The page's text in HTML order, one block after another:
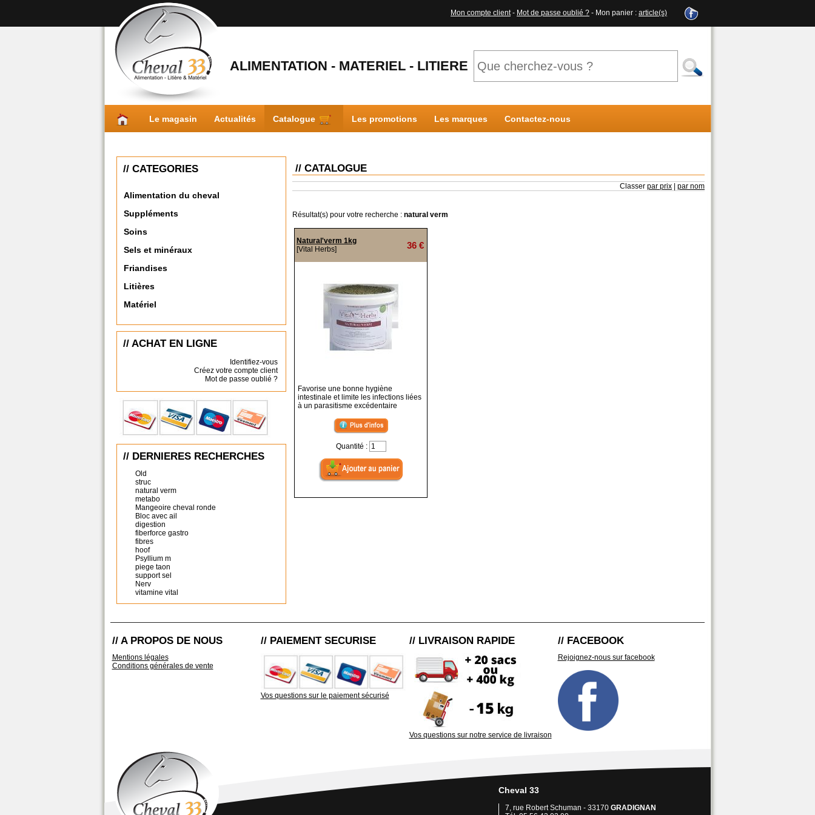
Mon compte client- Mot de passe oublié ? - Mon panier : article(s)
ALIMENTATION - MATERIEL - LITIERE
Le magasin Actualités Catalogue Les promotions Les marques Contactez-nous
// CATEGORIES
Alimentation du cheval
Suppléments
Soins
Sels et minéraux
Friandises
Litières
Matériel
// ACHAT EN LIGNE
Identifiez-vous
Créez votre compte client
Mot de passe oublié ?
// DERNIERES RECHERCHES
Old
struc
natural verm
metabo
Mangeoire cheval ronde
Bloc avec ail
digestion
fiberforce gastro
fibres
hoof
Psyllium m
piege taon
support sel
Nerv
vitamine vital
// CATALOGUE
Classer par prix par nom
Résultat(s) pour votre recherche : natural verm
Natural'verm 1kg
[Vital Herbs]
36 €
Favorise une bonne hygiène
intestinale et limite les infections liées
à un parasitisme excédentaire
Quantité :
// A PROPOS DE NOUS
Mentions légales
Conditions générales de vente
// PAIEMENT SECURISE
Vos questions sur le paiement sécurisé
// LIVRAISON RAPIDE
Vos questions sur notre service de livraison
// FACEBOOK
Rejoignez-nous sur facebook
Cheval 33
7, rue Robert Schuman - 33170 GRADIGNAN